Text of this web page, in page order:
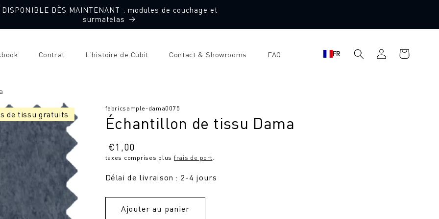
DISPONIBLE DÈS MAINTENANT : modules de couchage et
surmatelas
Contrat L'histoire de Cubit Contact & Showrooms FAQ FR
connecter
Panier
d'achat
de tissu gratuits
SKU
fabricsample-dama0075
Échantillon de tissu Dama
Prix
normal
€1,00
taxes comprises plus frais de port.
Délai de livraison : 2-4 jours
Ajouter au panier